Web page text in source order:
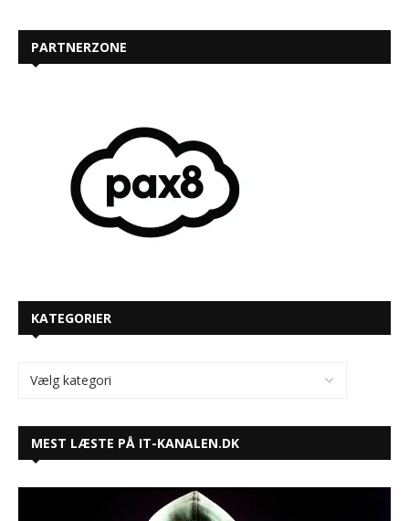
PARTNERZONE
KATEGORIER
MEST LÆSTE PÅ IT-KANALEN.DK